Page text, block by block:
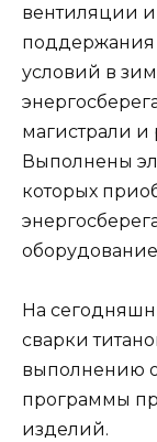
вентиляции и
поддержания
условий в
магистрали и
Выполнены
которых
На
сварки
выполнению
программы
изделий.